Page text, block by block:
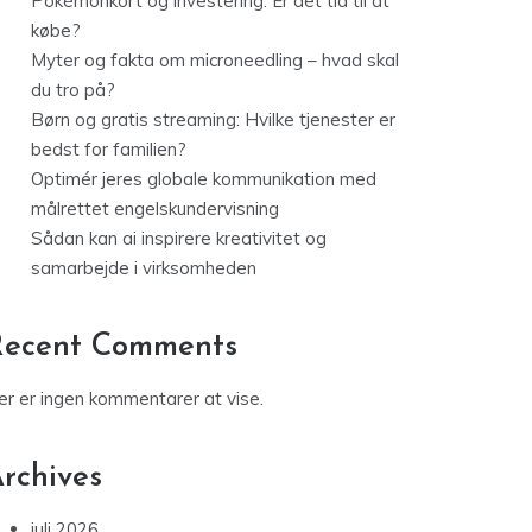
købe?
Myter og fakta om microneedling – hvad skal
du tro på?
Børn og gratis streaming: Hvilke tjenester er
bedst for familien?
Optimér jeres globale kommunikation med
målrettet engelskundervisning
Sådan kan ai inspirere kreativitet og
samarbejde i virksomheden
Comments
er ingen kommentarer at vise.